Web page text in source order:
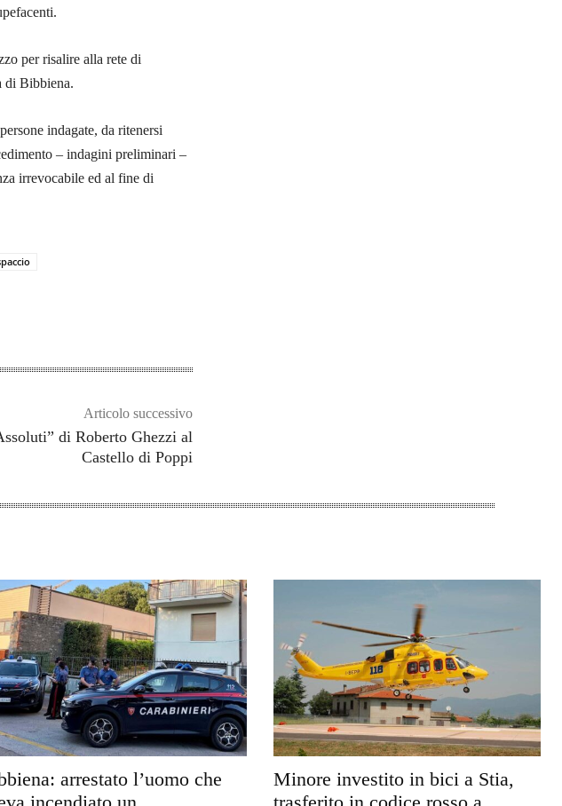
per risalire alla rete di
di Bibbiena.
indagate, da ritenersi
– indagini preliminari –
irrevocabile ed al fine di
Articolo successivo
di Roberto Ghezzi al
Castello di Poppi
arrestato l’uomo che
Minore investito in bici a Stia,